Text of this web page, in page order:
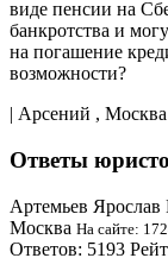
виде пенсии на
банкротства и
на погашение
возможности?
| Арсений , Москва
Ответы
Артемьев
Москва На сайте:
Ответов: 5193